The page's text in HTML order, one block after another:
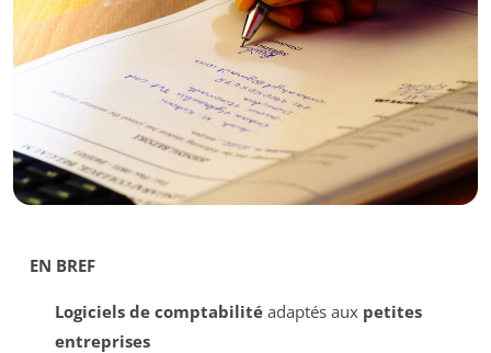
EN BREF
Logiciels de comptabilitéadaptés aux petites
entreprises